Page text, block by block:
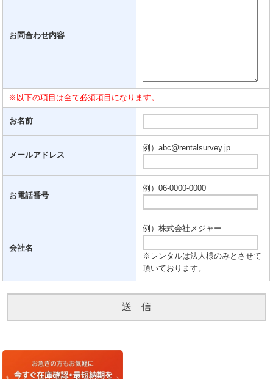
お問合わせ内容
※以下の項目は全て必須項目になります。
お名前
メールアドレス
例）abc@rentalsurvey.jp
お電話番号
例）06-0000-0000
会社名
例）株式会社メジャー
※レンタルは法人様のみとさせて
頂いております。